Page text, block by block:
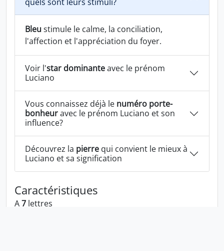
Bleu stimule le calme, la conciliation,
l'affection et l'appréciation du foyer.
Voir l'star dominanteavec le prénom
Luciano
Vous connaissez déjà le numéro porte-
bonheuravec le prénom Luciano et son
influence?
Découvrez la pierre qui convient le mieux à
Luciano et sa signification
Caractéristiques
A7 lettres